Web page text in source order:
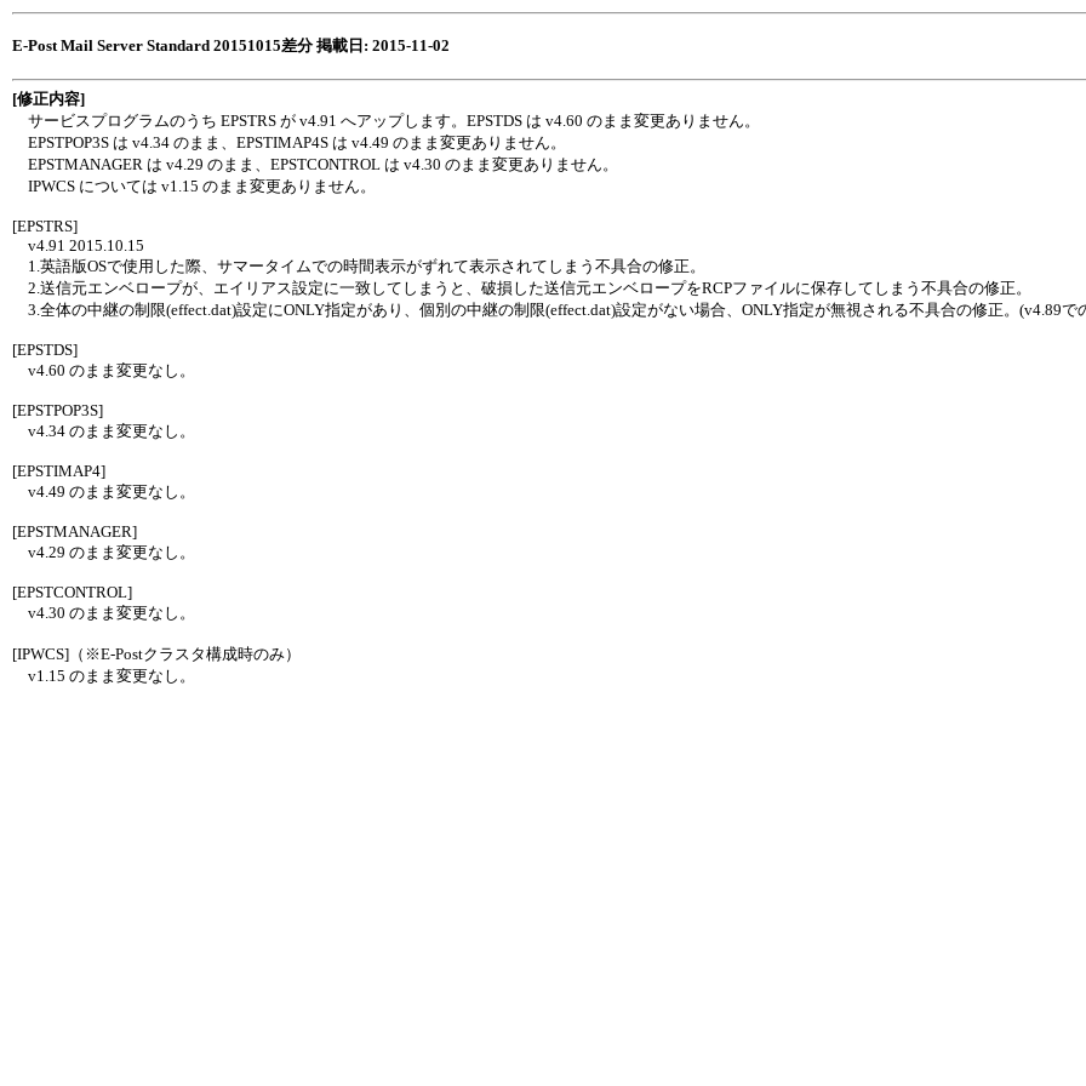
E-Post Mail Server Standard 20151015差分 掲載日: 2015-11-02
[修正内容]
サービスプログラムのうち EPSTRS が v4.91 へアップします。EPSTDS は v4.60 のまま変更ありません。
EPSTPOP3S は v4.34 のまま、EPSTIMAP4S は v4.49 のまま変更ありません。
EPSTMANAGER は v4.29 のまま、EPSTCONTROL は v4.30 のまま変更ありません。
IPWCS については v1.15 のまま変更ありません。
[EPSTRS]
v4.91 2015.10.15
1.英語版OSで使用した際、サマータイムでの時間表示がずれて表示されてしまう不具合の修正。
2.送信元エンベロープが、エイリアス設定に一致してしまうと、破損した送信元エンベロープをRCPファイルに保存してしまう不具合の修正。
3.全体の中継の制限(effect.dat)設定にONLY指定があり、個別の中継の制限(effect.dat)設定がない場合、ONLY指定が無視される不具合の修正。(v4.89で
[EPSTDS]
v4.60 のまま変更なし。
[EPSTPOP3S]
v4.34 のまま変更なし。
[EPSTIMAP4]
v4.49 のまま変更なし。
[EPSTMANAGER]
v4.29 のまま変更なし。
[EPSTCONTROL]
v4.30 のまま変更なし。
[IPWCS]（※E-Postクラスタ構成時のみ）
v1.15 のまま変更なし。